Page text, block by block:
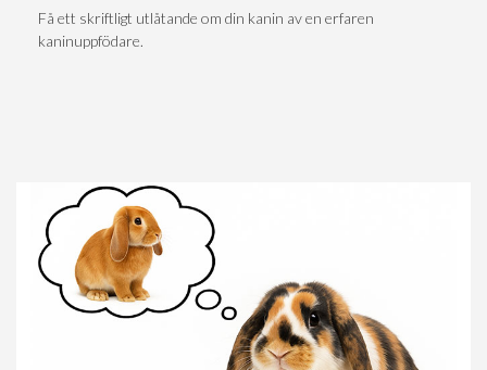
Få ett skriftligt utlåtande om din kanin av en erfaren
kaninuppfödare.